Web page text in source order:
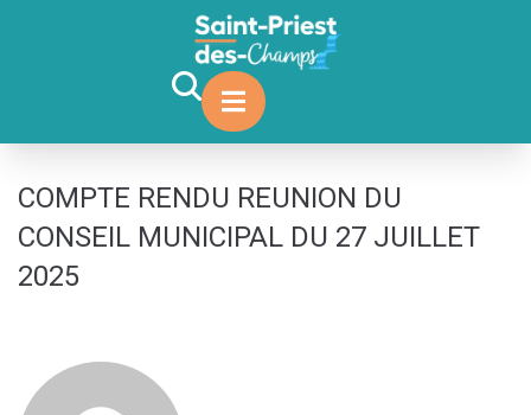
COMPTE RENDU REUNION DU
CONSEIL MUNICIPAL DU 27 JUILLET
2025